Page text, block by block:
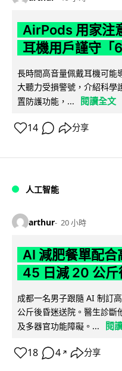
AirPods 用家注
耳機用戶謹守
長時間高音量佩戴耳機可能
大聽力受損警號，介紹科
置防護功能，...
閱讀全文
14 分享
人工智能
arthur 20 小時
AI 減肥餐單配
45 日減 20 公斤
成都一名男子跟隨 AI 制訂
公斤後昏迷送院。醫生診斷
及多器官功能障礙。...
閱
18 4 ↗ 分享